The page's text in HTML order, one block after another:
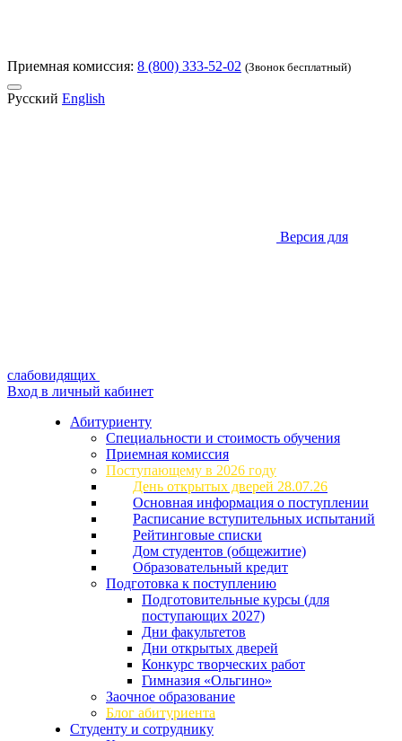
Приемная комиссия: 8 (800) 333-52-02 (Звонок бесплатный)
Русский English
Версия для
слабовидящих
Вход в личный кабинет
Абитуриенту
Специальности и стоимость обучения
Приемная комиссия
Поступающему в 2026 году
День открытых дверей 28.07.26
Основная информация о поступлении
Расписание вступительных испытаний
Рейтинговые списки
Дом студентов (общежитие)
Образовательный кредит
Подготовка к поступлению
Подготовительные курсы (для
поступающих 2027)
Дни факультетов
Дни открытых дверей
Конкурс творческих работ
Гимназия «Ольгино»
Заочное образование
Блог абитуриента
Студенту и сотруднику